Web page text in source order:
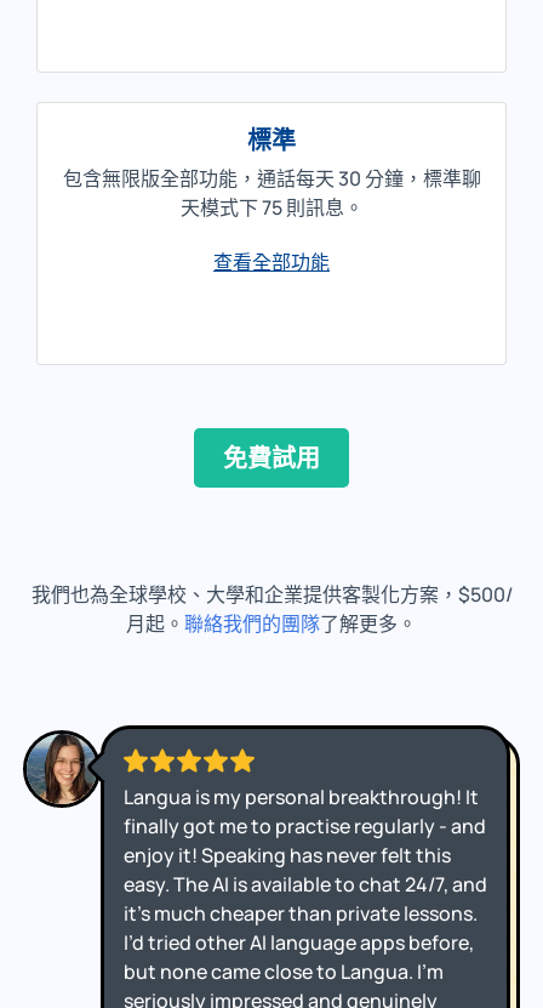
標準
包含無限版全部功能，通話每天 30 分鐘，標準聊
天模式下 75 則訊息。
查看全部功能
免費試用
我們也為全球學校、大學和企業提供客製化方案，$500/
月起。 聯絡我們的團隊了解更多。